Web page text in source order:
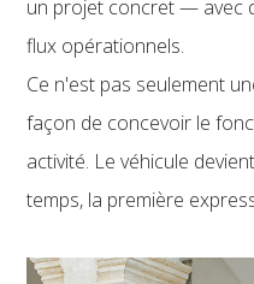
un projet concret — avec
flux opérationnels.
Ce n'est pas seulement
façon de concevoir le
activité. Le véhicule
temps, la première